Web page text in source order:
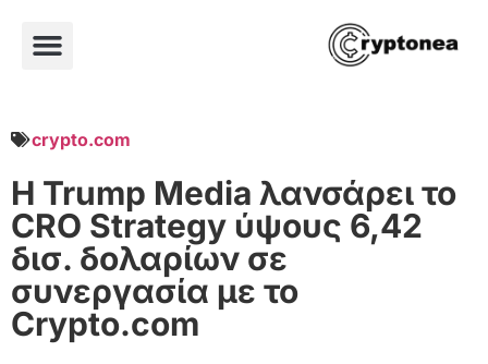
crypto.com
Η Trump Media λανσάρει το
CRO Strategy ύψους 6,42
δισ. δολαρίων σε
συνεργασία με το
Crypto.com